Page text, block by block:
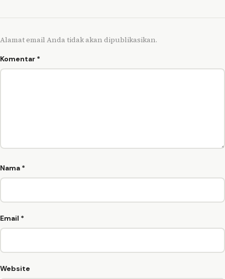
Alamat email Anda tidak akan dipublikasikan.
Komentar *
Nama *
Email *
Website